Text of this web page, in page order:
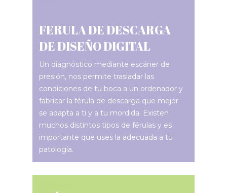
FERULA DE DESCARGA
DE DISEÑO DIGITAL
Un diagnóstico mediante escáner de
presión, nos permite trasladar las
condiciones de tu boca a un ordenador y
fabricar la férula de descarga que mejor
se adapta a ti y a tu mordida. Existen
muchos distintos tipos de férulas y es
importante que uses la adecuada a tu
patología.